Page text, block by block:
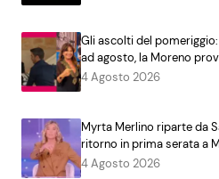
Gli ascolti del
ad agosto, la Moreno
4 Agosto 2026
Myrta Merlino riparte da
ritorno in prima serata a
4 Agosto 2026